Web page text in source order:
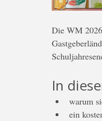
Die WM
In
warum
ein